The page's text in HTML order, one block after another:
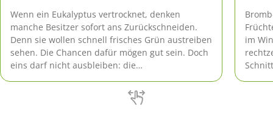
Wenn ein Eukalyptus vertrocknet, denken
manche Besitzer sofort ans Zurückschneiden.
Denn sie wollen schnell frisches Grün austreiben
sehen. Die Chancen dafür mögen gut sein. Doch
eins darf nicht ausbleiben: die
Kreislauf von Vertrocknen und Schneiden.
im